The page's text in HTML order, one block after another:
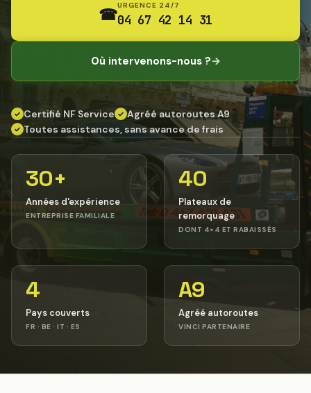
☎URGENCE 24/7
04 67 42 14 31
Où intervenons-nous ?→
✓ Certifié NF Service ✓ Agréé autoroutes A9
✓ Toutes assistances, sans avance de frais
30+
Années d'expérience
ENTREPRISE FAMILIALE
40
Plateaux de
remorquage
DONT 4×4 ET RABAISSÉS
4
Pays couverts
FR · BE · IT · ES
A9
Agréé autoroutes
VINCI PARTENAIRE